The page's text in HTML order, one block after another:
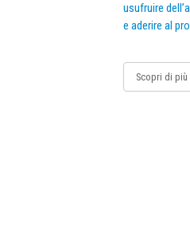
usufruire
e aderire al
Scopri di più